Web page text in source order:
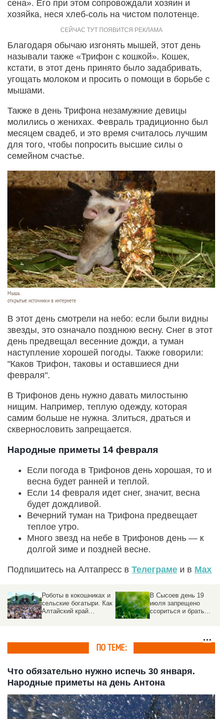
сена». Его при этом сопровождали хозяин и
хозяйка, неся хлеб-соль на чистом полотенце.
Благодаря обычаю изгонять мышей, этот день
называли также «Трифон с кошкой». Кошек,
кстати, в этот день принято было задабривать,
угощать молоком и просить о помощи в борьбе с
мышами.
Также в день Трифона незамужние девицы
молились о женихах. Февраль традиционно был
месяцем свадеб, и это время считалось лучшим
для того, чтобы попросить высшие силы о
семейном счастье.
Мышь.
открытые источники в интернете
В этот день смотрели на небо: если были видны
звезды, это означало позднюю весну. Снег в этот
день предвещал весенние дожди, а туман
наступление хорошей погоды. Также говорили:
"Каков Трифон, таковы и оставшиеся дни
февраля".
В Трифонов день нужно давать милостыню
нищим. Например, теплую одежду, которая
самим больше не нужна. Злиться, драться и
сквернословить запрещается.
Народные приметы 14 февраля
Если погода в Трифонов день хорошая, то и
весна будет ранней и теплой.
Если 14 февраля идет снег, значит, весна
будет дождливой.
Вечерний туман на Трифона предвещает
теплое утро.
Много звезд на небе в Трифонов день — к
долгой зиме и поздней весне.
Подпишитесь на Алтапресс в Телеграме и в Max
Роботы в кокошниках и
сельские богатыри. Как
Алтайский край
В Сысоев день 19
июля запрещено
ссориться и брать
ПО ТЕМЕ:
Что обязательно нужно испечь 30 января.
Народные приметы на день Антона